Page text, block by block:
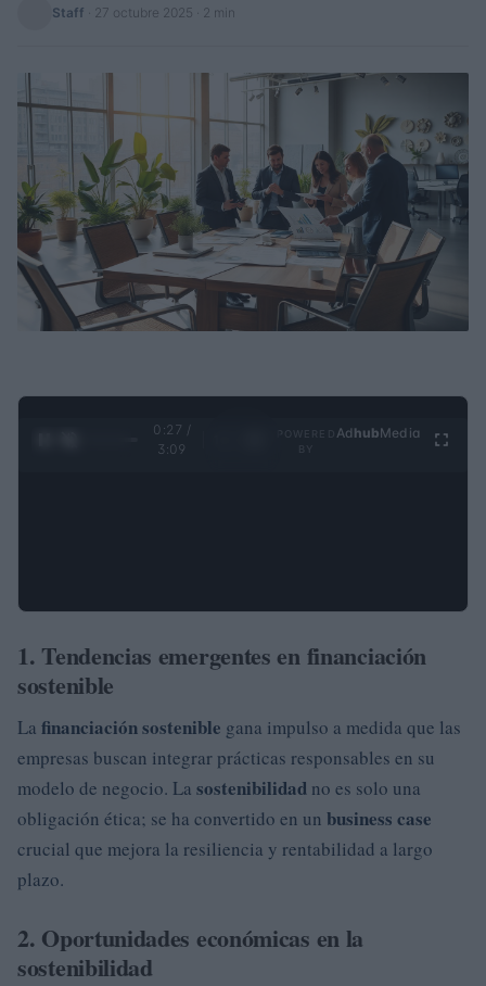
Staff 27 octubre 2025 · 2 min
0:28 /
3:09
Ad hubMedia
1. Tendencias emergentes en financiación
sostenible
La financiación sostenible gana impulso a medida que las
empresas buscan integrar prácticas responsables en su
modelo de negocio. La sostenibilidad no es solo una
obligación ética; se ha convertido en un business case
crucial que mejora la resiliencia y rentabilidad a largo
plazo.
2. Oportunidades económicas en la
sostenibilidad